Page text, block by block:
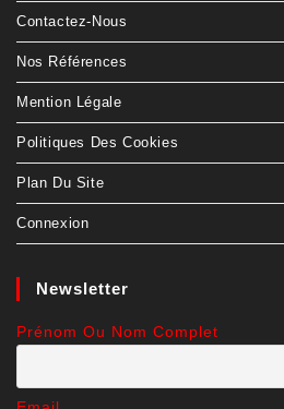
Contactez-Nous
Nos Références
Mention Légale
Politiques Des Cookies
Plan Du Site
Connexion
Newsletter
Prénom Ou Nom Complet